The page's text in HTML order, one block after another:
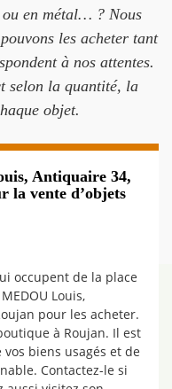
ou en métal… ? Nous
les acheter tant
à nos attentes.
selon la quantité, la
objet.
Antiquaire 34,
la vente d’objets
occupent de la place
Louis,
pour les acheter.
à Roujan. Il est
biens usagés et de
Contactez-le si